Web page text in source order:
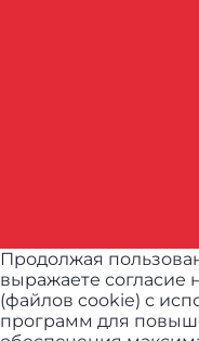
Продолжая
выражаете согласие
(файлов cookie) с
программ для